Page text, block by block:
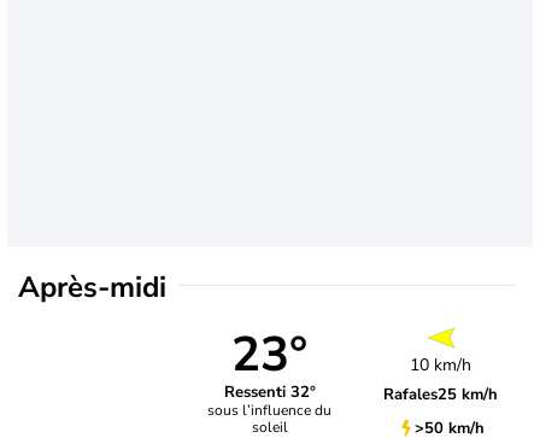
Après-midi
23°
Ressenti 32°
sous l’influence du
soleil
10 km/h
Rafales25 km/h
>50 km/h